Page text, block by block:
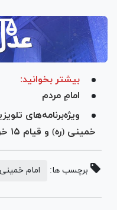
بیشتر بخوانید:
امامِ مردم
ویژه‌برنامه‌های
خمینی (ره) و قیام ۱۵ خرداد
برچسب ها: امام